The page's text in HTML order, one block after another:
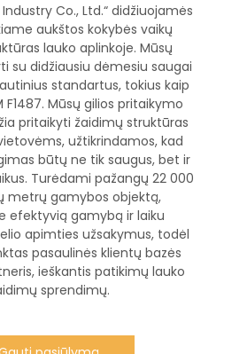
Co., Ltd.“ didžiuojamės
aukštos kokybės vaikų
lauko aplinkoje. Mūsų
su didžiausiu dėmesiu saugai
standartus, tokius kaip
F1487. Mūsų gilios pritaikymo
pritaikyti žaidimų struktūras
užtikrindamos, kad
būtų ne tik saugus, bet ir
Turėdami pažangų 22 000
metrų gamybos objektą,
efektyvią gamybą ir laiku
apimties užsakymus, todėl
pasaulinės klientų bazės
ieškantis patikimų lauko
sprendimų.